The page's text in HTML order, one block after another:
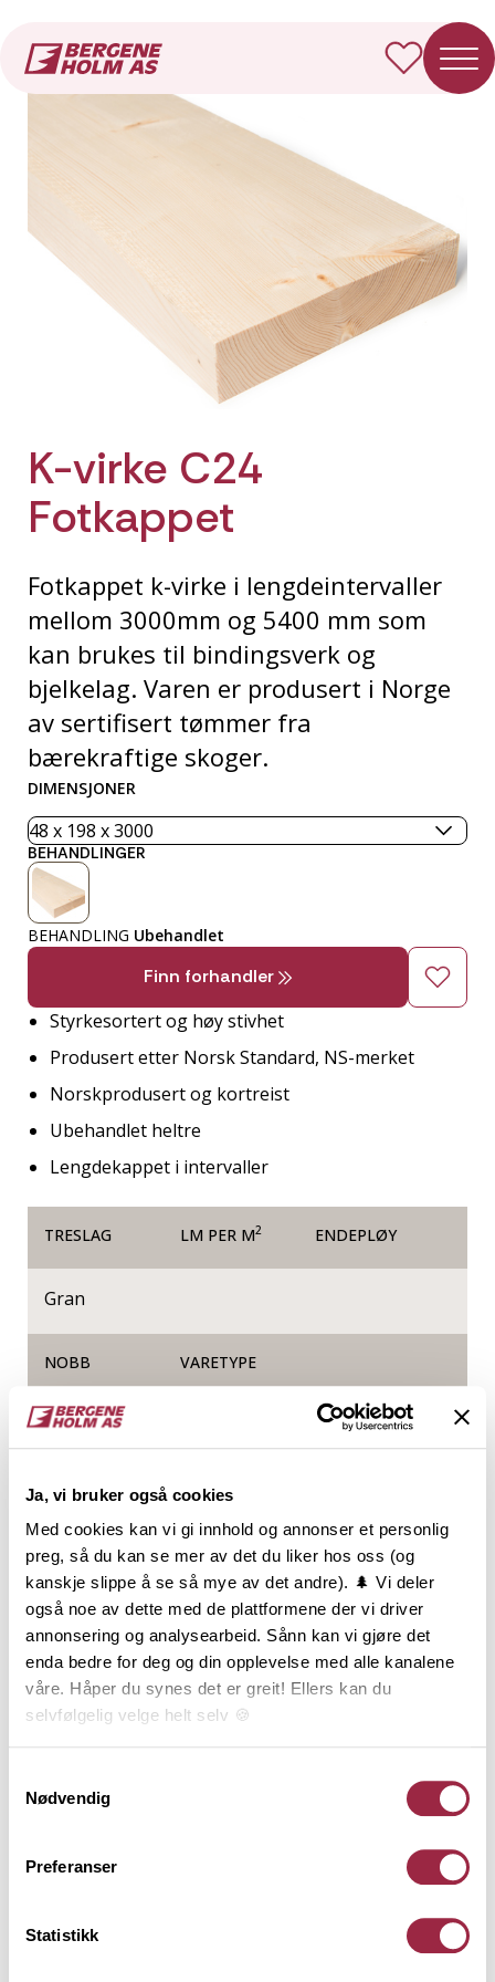
Ja, vi bruker også cookies
Med cookies kan vi gi innhold og annonser et personlig
preg, så du kan se mer av det du liker hos oss (og
kanskje slippe å se så mye av det andre). 🌲 Vi deler
også noe av dette med de plattformene der vi driver
annonsering og analysearbeid. Sånn kan vi gjøre det
enda bedre for deg og din opplevelse med alle kanalene
våre. Håper du synes det er greit! Ellers kan du
selvfølgelig velge helt selv 🍪
Nødvendig
Preferanser
Statistikk
K-virke C24
Fotkappet
Fotkappet k-virke i lengdeintervaller
mellom 3000mm og 5400 mm som
kan brukes til bindingsverk og
bjelkelag. Varen er produsert i Norge
av sertifisert tømmer fra
bærekraftige skoger.
DIMENSJONER
BEHANDLINGER
BEHANDLING Ubehandlet
Finn forhandler
Styrkesortert og høy stivhet
Produsert etter Norsk Standard, NS-merket
Norskprodusert og kortreist
Ubehandlet heltre
Lengdekappet i intervaller
TRESLAG LM PER M2 ENDEPLØY
Gran
NOBB VARETYPE
60170085
Produktinformasjon
Konstruksjonsvirke, ofte kalt K-virke, er sortert med
hensyn til styrke og stivhet og er produsert etter
gjeldende standard for styrkesortering. Varen er
lengdekappet i intervaller, høvlet på alle 4 sider og
har avrundede eller fasede kanter.
Konstruksjonsvirke er CE og NS-merket og
underlagt 3-part kontroll. Styrkeklassen C24 brukes i
og utføres av kvalifisert personell. Denne varen er
produsert i Norge av PEFC-sertifisert tømmer fra
bærekraftige skoger og har lang levetid ved riktig
bruk. Livsløpsanalyse, påvirkning på miljø og lagring
EcoProduct.